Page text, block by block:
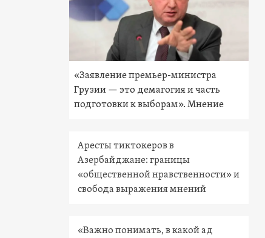
«Заявление премьер-министра
Грузии — это демагогия и часть
подготовки к выборам». Мнение
Аресты тиктокеров в
Азербайджане: границы
«общественной нравственности» и
свобода выражения мнений
«Важно понимать, в какой ад